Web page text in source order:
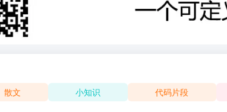
散文 小知识 代码片段